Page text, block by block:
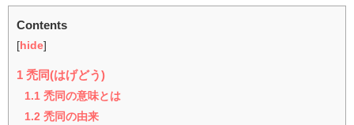
Contents
[ hide]
1 禿同(はげどう)
1.1 禿同の意味とは
1.2 禿同の由来